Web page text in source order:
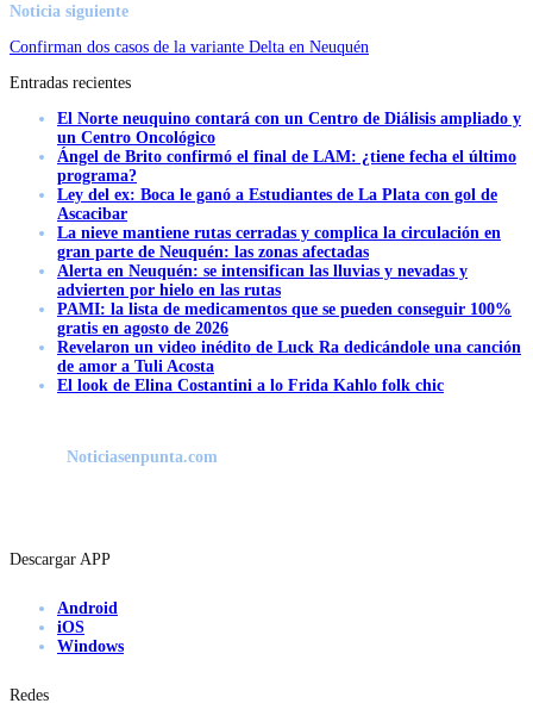
Noticia siguiente
Confirman dos casos de la variante Delta en Neuquén
Entradas recientes
El Norte neuquino contará con un Centro de Diálisis ampliado y
un Centro Oncológico
Ángel de Brito confirmó el final de LAM: ¿tiene fecha el último
programa?
Ley del ex: Boca le ganó a Estudiantes de La Plata con gol de
Ascacibar
La nieve mantiene rutas cerradas y complica la circulación en
gran parte de Neuquén: las zonas afectadas
Alerta en Neuquén: se intensifican las lluvias y nevadas y
advierten por hielo en las rutas
PAMI: la lista de medicamentos que se pueden conseguir 100%
gratis en agosto de 2026
Revelaron un video inédito de Luck Ra dedicándole una canción
de amor a Tuli Acosta
El look de Elina Costantini a lo Frida Kahlo folk chic
Noticiasenpunta.com
Descargar APP
Android
iOS
Windows
Redes